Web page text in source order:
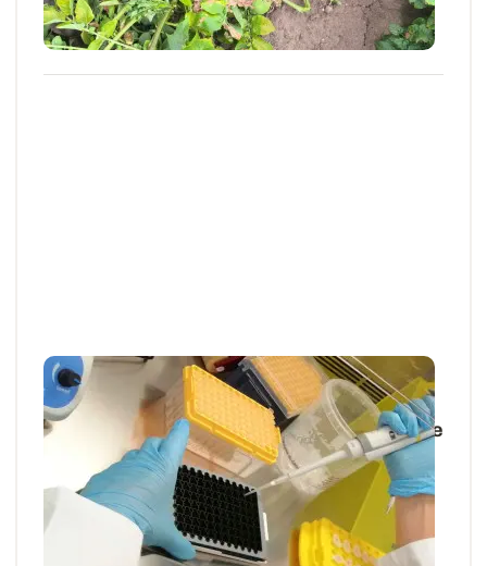
31 JUILL. 2026
Articles et actus techniques
Bientôt un outil pour détecter le rhizoctone
brun de la pomme de terre
Afin de mieux appréhender la dynamique de cette
maladie de la pomme de terre et d...